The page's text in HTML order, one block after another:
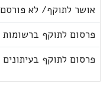
אושר לתוקף/ לא פורסם
פרסום לתוקף ברשומות
פרסום לתוקף בעיתונים